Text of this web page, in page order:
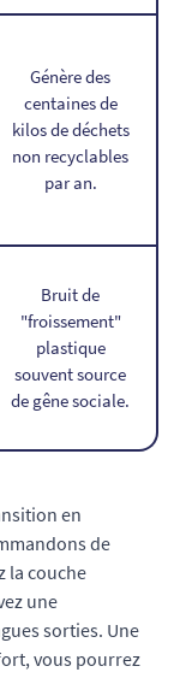
Génère des
centaines de
kilos de déchets
non recyclables
par an.
Bruit de
"froissement"
plastique
souvent source
de gêne sociale.
en
de
la couche
une
sorties. Une
vous pourrez